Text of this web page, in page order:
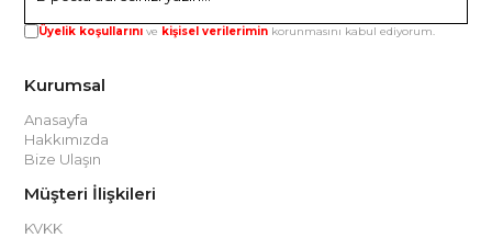
Üyelik koşullarını ve kişisel verilerimin korunmasını kabul ediyorum.
Kurumsal
Anasayfa
Hakkımızda
Bize Ulaşın
Müşteri İlişkileri
KVKK